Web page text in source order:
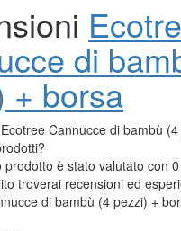
di
+ borsa
Cannucce di bambù
prodotto è stato valutato con
troverai recensioni ed
di bambù (4 pezzi) +